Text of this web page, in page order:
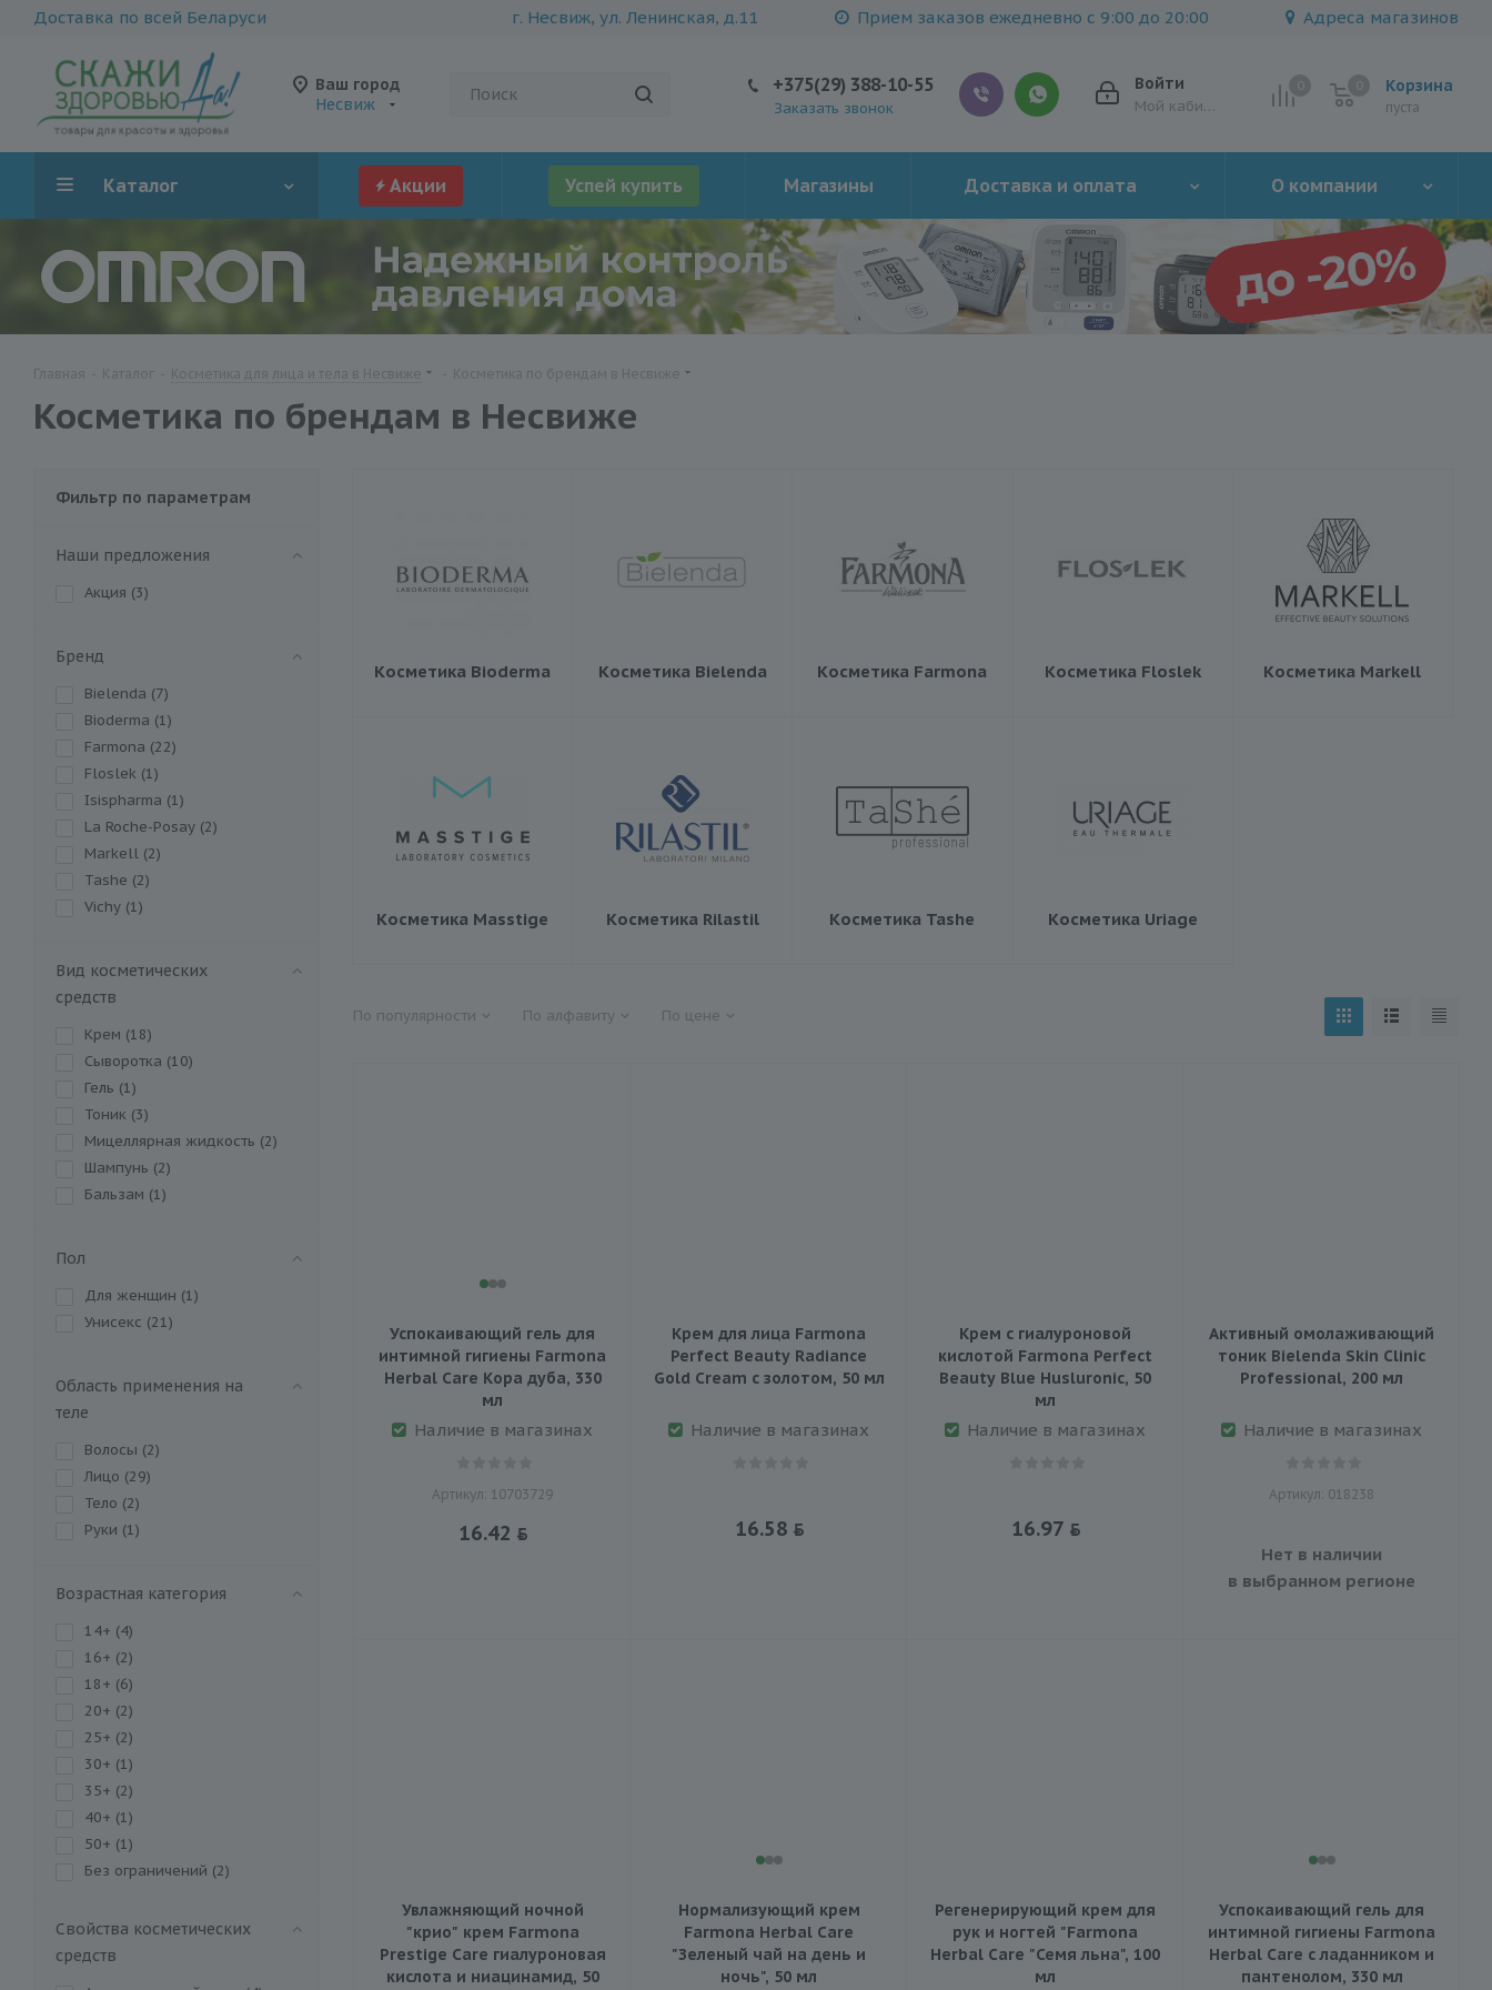
Доставка по всей Беларуси г. Несвиж, ул. Ленинская, д.11 Прием заказов ежедневно с 9:00 до 20:00 Адреса магазинов
Ваш город
Несвиж
Корзина
пуста
Войти
Мой кабинет
+375(29) 388-10-55
Заказать звонок
Каталог Акции Успей купить Магазины Доставка и оплата О компании
Косметика по брендам в Несвиже
Косметика Bioderma Косметика Bielenda Косметика Farmona Косметика Floslek Косметика Markell
Косметика Masstige Косметика Rilastil Косметика Tashe Косметика Uriage
По популярности По алфавиту По цене
Успокаивающий гель для
интимной гигиены Farmona
Herbal Care Кора дуба, 330
мл
Наличие в магазинах
Артикул: 10703729
16.42
Крем для лица Farmona
Perfect Beauty Radiance
Gold Cream с золотом, 50 мл
Наличие в магазинах
16.58
Крем с гиалуроновой
кислотой Farmona Perfect
Beauty Blue Husluronic, 50
мл
Наличие в магазинах
16.97
Активный омолаживающий
тоник Bielenda Skin Clinic
Professional, 200 мл
Наличие в магазинах
Артикул: 018238
Нет в наличии
в выбранном регионе
Увлажняющий ночной
"крио" крем Farmona
Prestige Care гиалуроновая
кислота и ниацинамид, 50
Нормализующий крем
Farmona Herbal Care
"Зеленый чай на день и
ночь", 50 мл
Регенерирующий крем для
рук и ногтей "Farmona
Herbal Care "Семя льна", 100
мл
Успокаивающий гель для
интимной гигиены Farmona
Herbal Care с ладанником и
пантенолом, 330 мл
Фильтр по параметрам
Наши предложения
Акция (3)
Бренд
Bielenda (7)
Bioderma (1)
Farmona (22)
Floslek (1)
Isispharma (1)
La Roche-Posay (2)
Markell (2)
Tashe (2)
Vichy (1)
Вид косметических
средств
Крем (18)
Сыворотка (10)
Гель (1)
Тоник (3)
Мицеллярная жидкость (2)
Шампунь (2)
Бальзам (1)
Пол
Для женщин (1)
Унисекс (21)
Область применения на
теле
Волосы (2)
Лицо (29)
Тело (2)
Руки (1)
Возрастная категория
14+ (4)
16+ (2)
18+ (6)
20+ (2)
25+ (2)
30+ (1)
35+ (2)
40+ (1)
50+ (1)
Без ограничений (2)
Свойства косметических
средств